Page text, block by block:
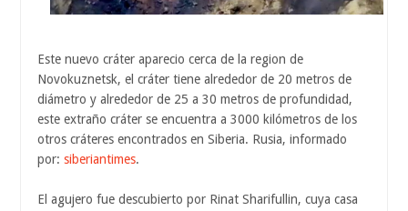
Este nuevo cráter aparecio cerca de la region de
Novokuznetsk, el cráter tiene alrededor de 20 metros de
diámetro y alrededor de 25 a 30 metros de profundidad,
este extraño cráter se encuentra a 3000 kilómetros de los
otros cráteres encontrados en Siberia. Rusia, informado
por: siberiantimes.
El agujero fue descubierto por Rinat Sharifullin, cuya casa